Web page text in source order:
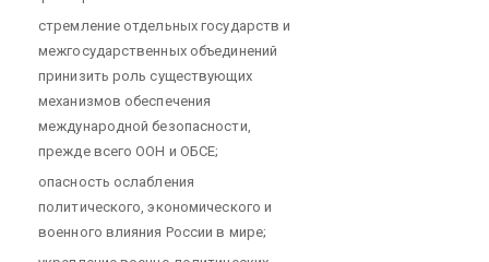
стремление отдельных государств и
межгосударственных объединений
принизить роль существующих
механизмов обеспечения
международной безопасности,
прежде всего ООН и ОБСЕ;
опасность ослабления
политического, экономического и
военного влияния России в мире;